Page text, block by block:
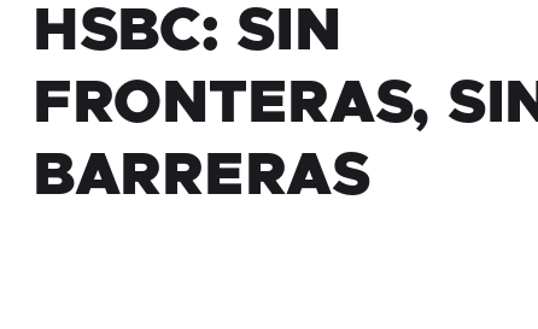
HSBC: SIN
FRONTERAS, SIN
BARRERAS